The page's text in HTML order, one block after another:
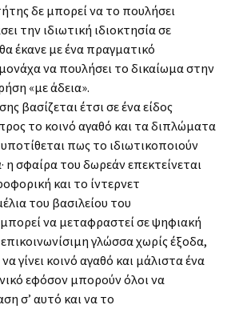
δε μπορεί να το πουλήσει
την ιδιωτική ιδιοκτησία σε
έκανε με ένα πραγματικό
να πουλήσει το δικαίωμα στην
«με άδεια».
βασίζεται έτσι σε ένα είδος
το κοινό αγαθό και τα διπλώματα
πως το ιδιωτικοποιούν
η σφαίρα του δωρεάν επεκτείνεται
και το ίντερνετ
του βασιλείου του
να μεταφραστεί σε ψηφιακή
γλώσσα χωρίς έξοδα,
γίνει κοινό αγαθό και μάλιστα ένα
εφόσον μπορούν όλοι να
σ’ αυτό και να το